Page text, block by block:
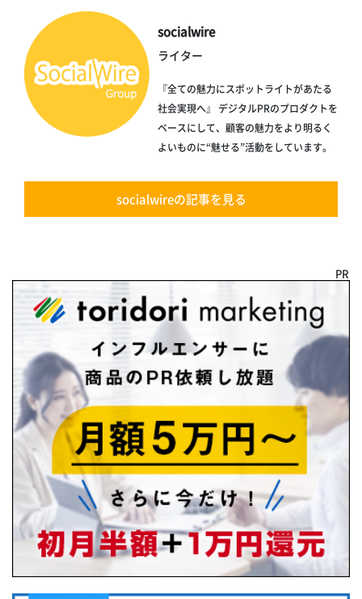
socialwire
ライター
『全ての魅力にスポットライトがあたる
社会実現へ』 デジタルPRのプロダクトを
ベースにして、顧客の魅力をより明るく
よいものに“魅せる”活動をしています。
socialwireの記事を見る
PR